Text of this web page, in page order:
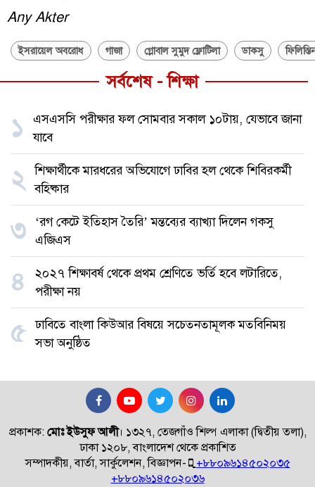
Any Akter
ইসরায়েল অবরোধ গাজা গ্লোবাল সুমুদ ফ্লোটিলা ডাকসু
সর্বশেষ - শিক্ষা
১
এসএসসি পরীক্ষার ফল সোমবার সকাল ১০টায়, যেভাবে জানা
যাবে
২ শিক্ষার্থীকে মারধরের অভিযোগে ঢাবির হল থেকে শিবিরকর্মী
বহিষ্কার
৩
‘রগ কেটে ইতিহাস তৈরি’ মন্তব্যের ব্যাখ্যা দিলেন গকসু
এজিএস
৪
২০২৭ শিক্ষাবর্ষ থেকে প্রথম শ্রেণিতে ভর্তি হবে লটারিতে,
পরীক্ষা নয়
৫ ঢাবিতে বাংলা কিউআর বিষয়ে সচেতনতামূলক মতবিনিময়
সভা অনুষ্ঠিত
প্রকাশক:মোঃ ইউসুফ আলী। ১৩২৭, তেজগাঁও শিল্প এলাকা (দ্বিতীয় তলা),
ঢাকা ১২০৮, বাংলাদেশ থেকে প্রকাশিত
সম্পাদকীয়, বার্তা, সার্কুলেশন, বিজ্ঞাপন-
+৮৮০৯৬১৪৫০২০৩৫
+৮৮০৯৬১৪৫০২০৩৬